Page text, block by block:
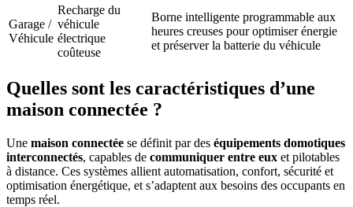
Garage /
Véhicule
Recharge du
véhicule
électrique
coûteuse
Borne intelligente programmable aux
heures creuses pour optimiser énergie
et préserver la batterie du véhicule
Quelles sont les caractéristiques d’une
maison connectée ?
Une maison connectée se définit par des équipements domotiques
interconnectés, capables de communiquer entre eux et pilotables
à distance. Ces systèmes allient automatisation, confort, sécurité et
optimisation énergétique, et s’adaptent aux besoins des occupants en
temps réel.